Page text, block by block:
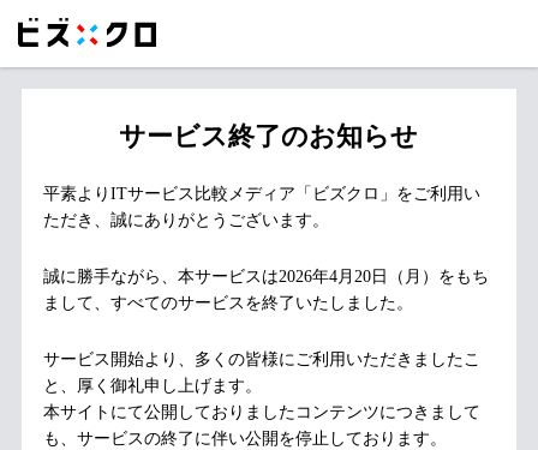
サービス終了のお知らせ
平素よりITサービス比較メディア「ビズクロ」をご利用い
ただき、誠にありがとうございます。
誠に勝手ながら、本サービスは2026年4月20日（月）をもち
まして、すべてのサービスを終了いたしました。
サービス開始より、多くの皆様にご利用いただきましたこ
と、厚く御礼申し上げます。
本サイトにて公開しておりましたコンテンツにつきまして
も、サービスの終了に伴い公開を停止しております。